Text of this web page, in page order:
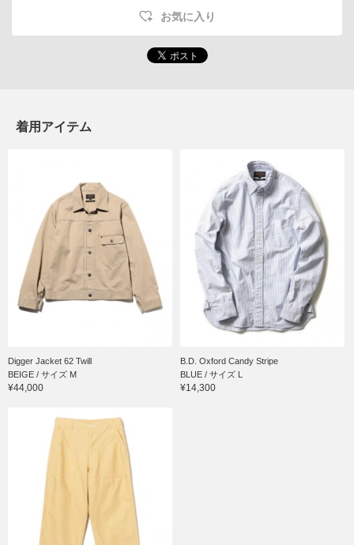
お気に入り
着用アイテム
Digger Jacket 62 Twill
BEIGE / サイズ M
¥44,000
B.D. Oxford Candy Stripe
BLUE / サイズ L
¥14,300